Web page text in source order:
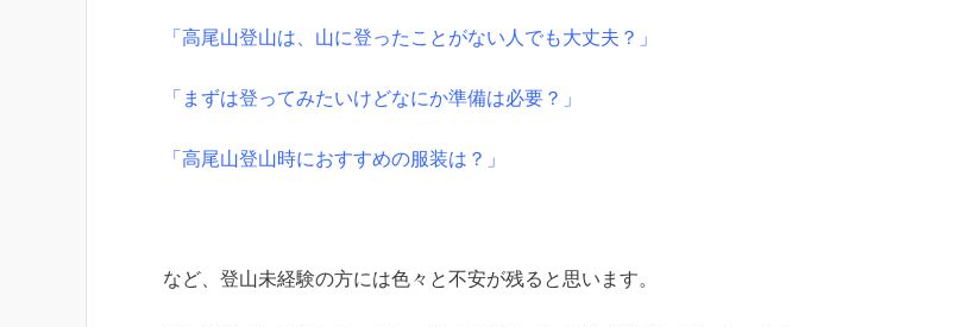
「高尾山登山は、山に登ったことがない人でも大丈夫？」
「まずは登ってみたいけどなにか準備は必要？」
「高尾山登山時におすすめの服装は？」
など、登山未経験の方には色々と不安が残ると思います。